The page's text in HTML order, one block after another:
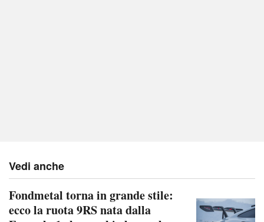
Vedi anche
Fondmetal torna in grande stile:
ecco la ruota 9RS nata dalla